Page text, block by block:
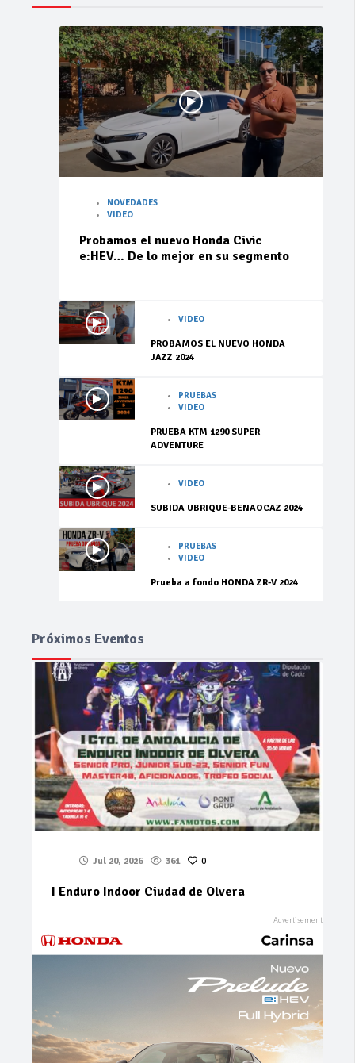
NOVEDADES
VIDEO
Probamos el nuevo Honda Civic
e:HEV… De lo mejor en su segmento
VIDEO
PROBAMOS EL NUEVO HONDA
JAZZ 2024
PRUEBAS
VIDEO
PRUEBA KTM 1290 SUPER
ADVENTURE
VIDEO
SUBIDA UBRIQUE-BENAOCAZ 2024
PRUEBAS
VIDEO
Prueba a fondo HONDA ZR-V 2024
Próximos Eventos
Jul 20, 2026 361 0
I Enduro Indoor Ciudad de Olvera